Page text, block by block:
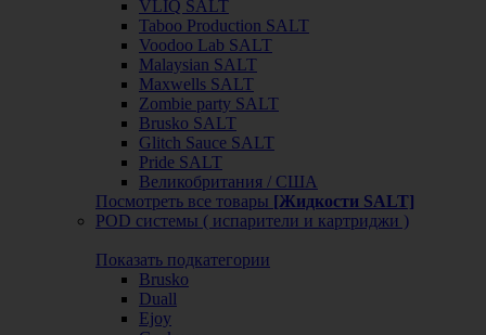
VLIQ SALT
Taboo Production SALT
Voodoo Lab SALT
Malaysian SALT
Maxwells SALT
Zombie party SALT
Brusko SALT
Glitch Sauce SALT
Pride SALT
Великобритания / США
Посмотреть все товары [Жидкости SALT]
POD системы ( испарители и картриджи )
Показать подкатегории
Brusko
Duall
Ejoy